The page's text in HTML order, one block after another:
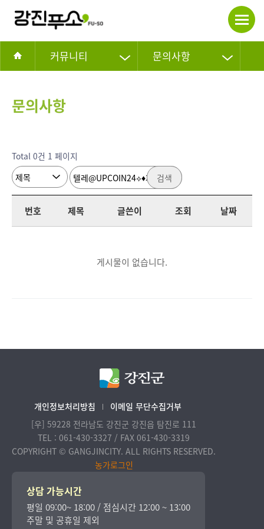
커뮤니티 문의사항
문의사항
Total 0건 1 페이지
검색
번호 제목 글쓴이 조회 날짜
게시물이 없습니다.
개인정보처리방침
이메일 무단수집거부
[우] 59228 전라남도 강진군 강진읍 탐진로 111
TEL : 061-430-3327 / FAX 061-430-3319
COPYRIGHT © GANGJINCITY. ALL RIGHTS RESERVED.
농가로그인
상담 가능시간
평일 09:00~ 18:00 / 점심시간 12:00 ~ 13:00
주말 및 공휴일 제외